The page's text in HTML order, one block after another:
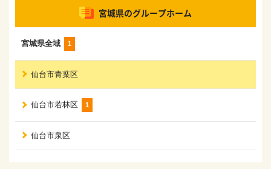
宮城県のグループホーム
宮城県全域 1
仙台市青葉区
仙台市若林区 1
仙台市泉区